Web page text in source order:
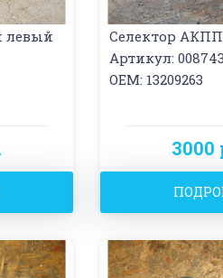
левый
Селектор АКПП
Артикул: 008743
OEM: 13209263
3000